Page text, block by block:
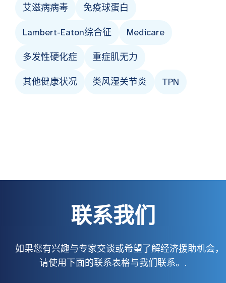
艾滋病病毒 免疫球蛋白
Lambert-Eaton综合征 Medicare
多发性硬化症 重症肌无力
其他健康状况 类风湿关节炎 TPN
联系我们
如果您有兴趣与专家交谈或希望了解经济援助机会，
请使用下面的联系表格与我们联系。.